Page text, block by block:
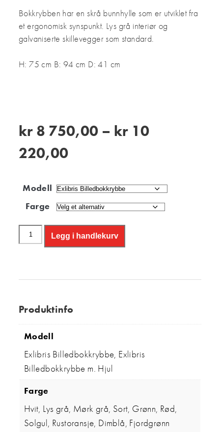
Bokkrybben har en skrå bunnhylle som er utviklet fra
et ergonomisk synspunkt. Lys grå interiør og
galvaniserte skillevegger som standard.
H: 75 cm B: 94 cm D: 41 cm
kr 8 750,00 – kr 10
220,00
Modell
Farge
Legg i handlekurv
Produktinfo
Modell
Exlibris Billedbokkrybbe, Exlibris
Billedbokkrybbe m. Hjul
Farge
Hvit, Lys grå, Mørk grå, Sort, Grønn, Rød,
Solgul, Rustoransje, Dimblå, Fjordgrønn